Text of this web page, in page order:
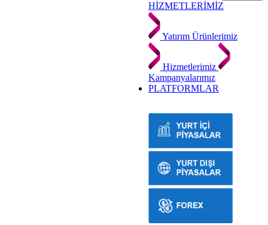
HİZMETLERİMİZ
Yatırım Ürünlerimiz
Hizmetlerimiz
Kampanyalarımız
PLATFORMLAR